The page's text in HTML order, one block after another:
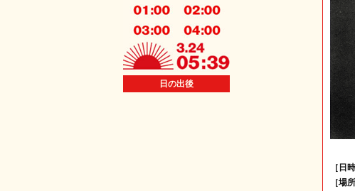
日の出後
［日
［場